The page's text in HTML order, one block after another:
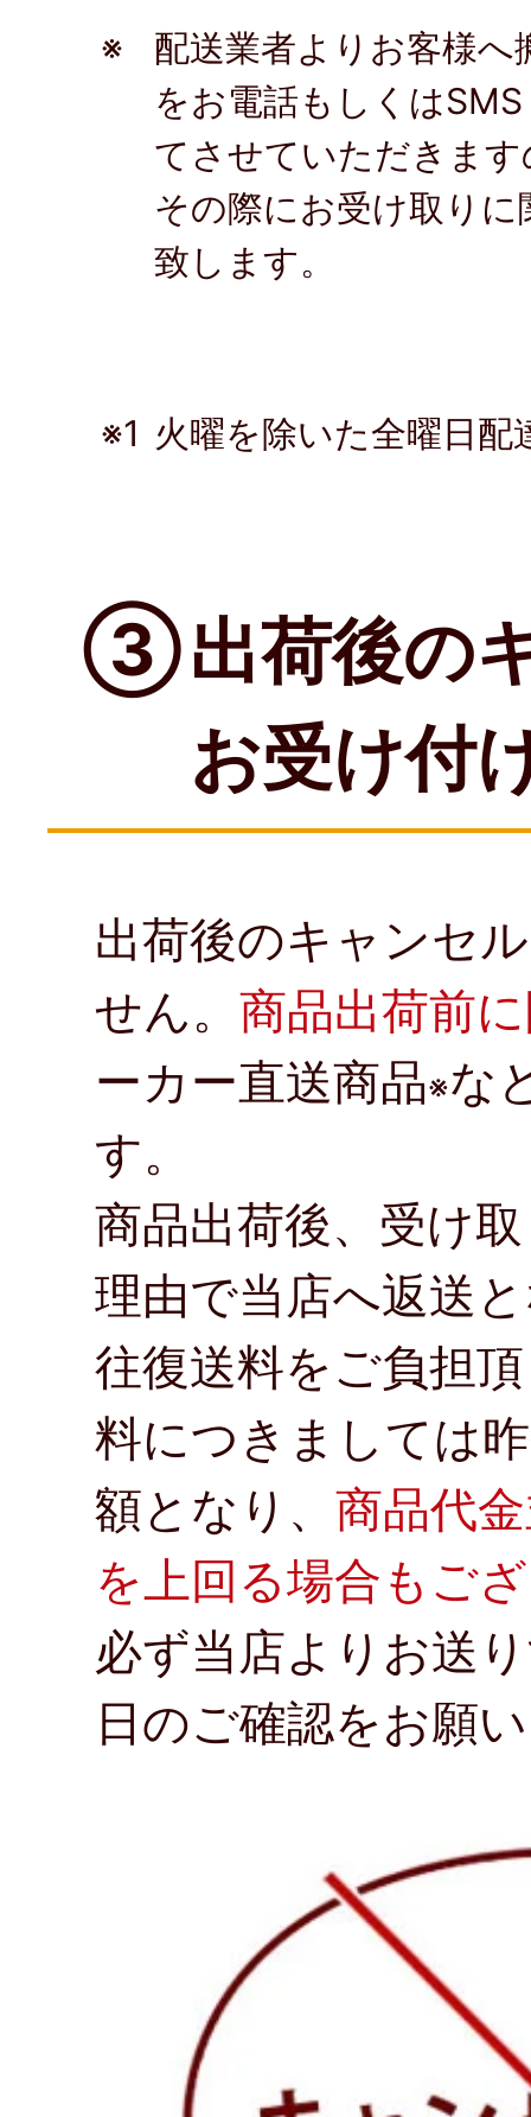
※
配送業者よりお客様
をお電話もしくは
てさせていただきま
その際にお受け取り
致します。
※1 火曜を除いた全曜日
③出荷後の
お受け付
出荷後のキャンセ
せん。 商品出荷前
ーカー直送商品※な
す。
商品出荷後、受け
理由で当店へ返送
往復送料をご負担
料につきましては
額となり、 商品代
を上回る場合もご
必ず当店よりお送
日のご確認をお願